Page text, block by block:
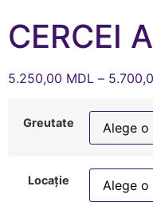
CERCEI
5.250,00 MDL –
Greutate
Locație